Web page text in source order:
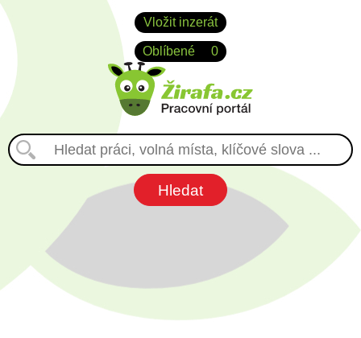
Vložit inzerát
Oblíbené 0